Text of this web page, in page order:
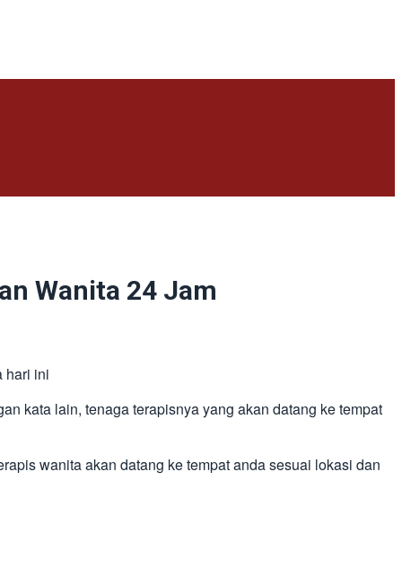
Wanita 24 Jam
hari ini
kata lain, tenaga terapisnya yang akan datang ke tempat
wanita akan datang ke tempat anda sesuai lokasi dan